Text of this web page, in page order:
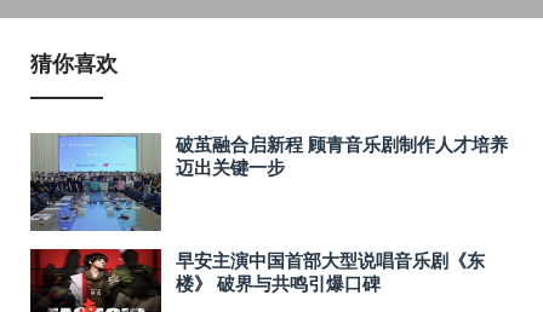
猜你喜欢
破茧融合启新程 顾青音乐剧制作人才培养
迈出关键一步
早安主演中国首部大型说唱音乐剧《东
楼》 破界与共鸣引爆口碑